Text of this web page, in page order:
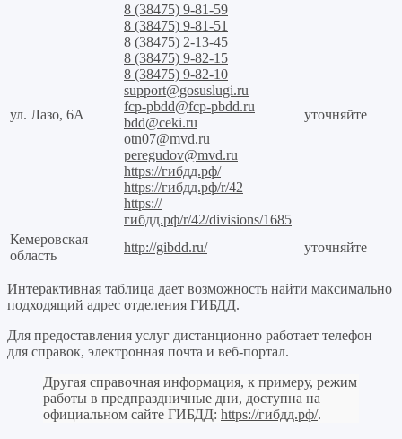
ул. Лазо, 6А
8 (38475) 9-81-59
8 (38475) 9-81-51
8 (38475) 2-13-45
8 (38475) 9-82-15
8 (38475) 9-82-10
support@gosuslugi.ru
fcp-pbdd@fcp-pbdd.ru
bdd@ceki.ru
otn07@mvd.ru
peregudov@mvd.ru
https://гибдд.рф/
https://гибдд.рф/r/42
https://
гибдд.рф/r/42/divisions/1685
уточняйте
Кемеровская
область
http://gibdd.ru/ уточняйте
Интерактивная таблица дает возможность найти максимально
подходящий адрес отделения ГИБДД.
Для предоставления услуг дистанционно работает телефон
для справок, электронная почта и веб-портал.
Другая справочная информация, к примеру, режим
работы в предпраздничные дни, доступна на
официальном сайте ГИБДД: https://гибдд.рф/.